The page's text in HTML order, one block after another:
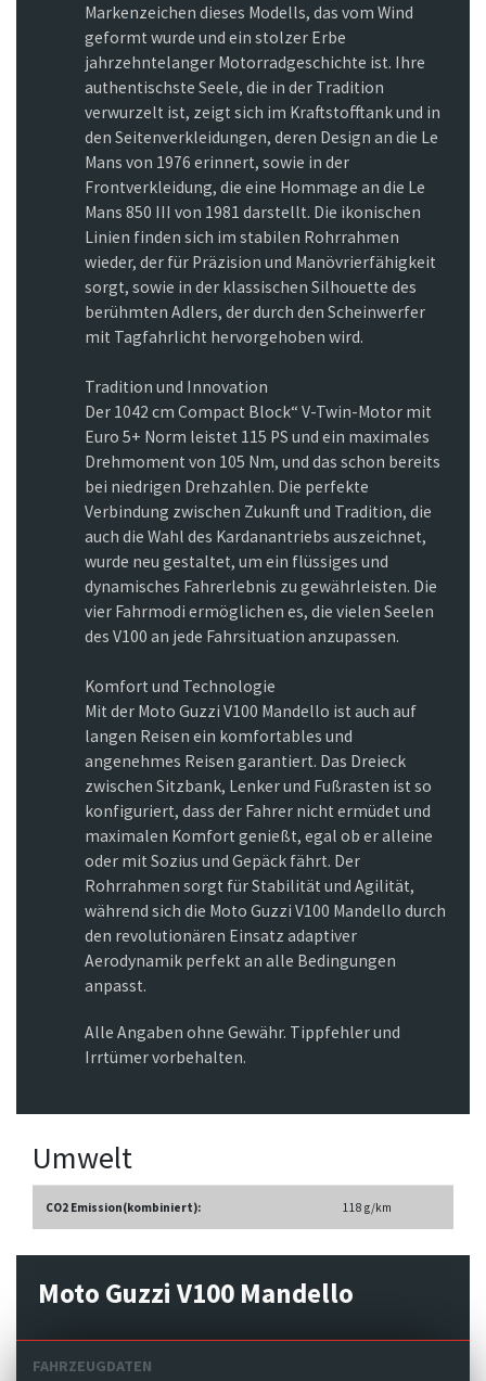
Markenzeichen dieses Modells, das vom Wind
geformt wurde und ein stolzer Erbe
jahrzehntelanger Motorradgeschichte ist. Ihre
authentischste Seele, die in der Tradition
verwurzelt ist, zeigt sich im Kraftstofftank und in
den Seitenverkleidungen, deren Design an die Le
Mans von 1976 erinnert, sowie in der
Frontverkleidung, die eine Hommage an die Le
Mans 850 III von 1981 darstellt. Die ikonischen
Linien finden sich im stabilen Rohrrahmen
wieder, der für Präzision und Manövrierfähigkeit
sorgt, sowie in der klassischen Silhouette des
berühmten Adlers, der durch den Scheinwerfer
mit Tagfahrlicht hervorgehoben wird.
Tradition und Innovation
Der 1042 cm Compact Block“ V-Twin-Motor mit
Euro 5+ Norm leistet 115 PS und ein maximales
Drehmoment von 105 Nm, und das schon bereits
bei niedrigen Drehzahlen. Die perfekte
Verbindung zwischen Zukunft und Tradition, die
auch die Wahl des Kardanantriebs auszeichnet,
wurde neu gestaltet, um ein flüssiges und
dynamisches Fahrerlebnis zu gewährleisten. Die
vier Fahrmodi ermöglichen es, die vielen Seelen
des V100 an jede Fahrsituation anzupassen.
Komfort und Technologie
Mit der Moto Guzzi V100 Mandello ist auch auf
langen Reisen ein komfortables und
angenehmes Reisen garantiert. Das Dreieck
zwischen Sitzbank, Lenker und Fußrasten ist so
konfiguriert, dass der Fahrer nicht ermüdet und
maximalen Komfort genießt, egal ob er alleine
oder mit Sozius und Gepäck fährt. Der
Rohrrahmen sorgt für Stabilität und Agilität,
während sich die Moto Guzzi V100 Mandello durch
den revolutionären Einsatz adaptiver
Aerodynamik perfekt an alle Bedingungen
anpasst.
Alle Angaben ohne Gewähr. Tippfehler und
Irrtümer vorbehalten.
Umwelt
CO2 Emission(kombiniert): 118 g/km
Moto Guzzi V100 Mandello
FAHRZEUGDATEN